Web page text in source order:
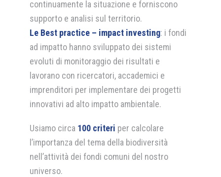
continuamente la situazione e forniscono
supporto e analisi sul territorio.
Le Best practice – impact investing: i fondi
ad impatto hanno sviluppato dei sistemi
evoluti di monitoraggio dei risultati e
lavorano con ricercatori, accademici e
imprenditori per implementare dei progetti
innovativi ad alto impatto ambientale.
Usiamo circa 100 criteri per calcolare
l’importanza del tema della biodiversità
nell’attività dei fondi comuni del nostro
universo.